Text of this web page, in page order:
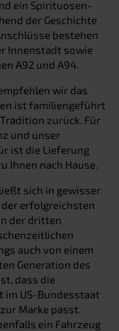
ein Spirituosen-
der Geschichte
bestehen
Innenstadt sowie
A92 und A94.
wir das
ist familiengeführt
zurück. Für
und unser
ist die Lieferung
Ihnen nach Hause.
sich in gewisser
der erfolgreichsten
der dritten
auch von einem
Generation des
dass die
im US-Bundesstaat
Marke passt.
ein Fahrzeug